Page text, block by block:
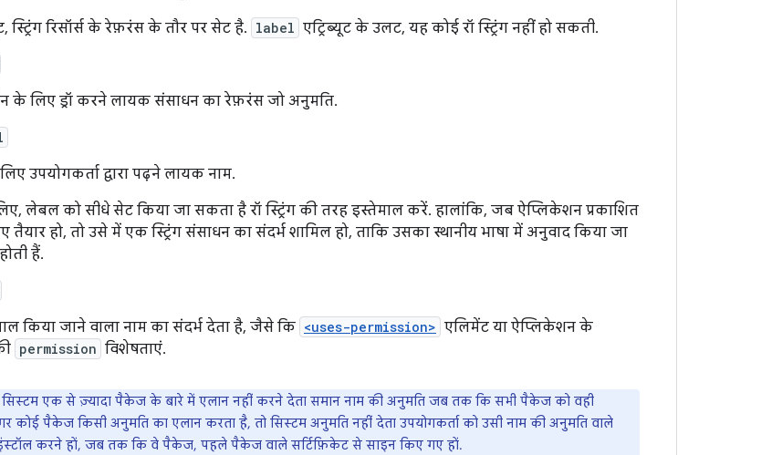
स्ट्रिंग रिसॉर्स के रेफ़रंस के तौर पर सेट है. label एट्रिब्यूट के उलट, यह कोई रॉ स्ट्रिंग नहीं हो सकती.
के लिए ड्रॉ करने लायक संसाधन का रेफ़रंस जो अनुमति.
उपयोगकर्ता द्वारा पढ़ने लायक नाम.
लेबल को सीधे सेट किया जा सकता है रॉ स्ट्रिंग की तरह इस्तेमाल करें. हालांकि, जब ऐप्लिकेशन प्रकाशित
हो, तो उसे में एक स्ट्रिंग संसाधन का संदर्भ शामिल हो, ताकि उसका स्थानीय भाषा में अनुवाद किया जा
हैं.
किया जाने वाला नाम का संदर्भ देता है, जैसे कि <uses-permission> एलिमेंट या ऐप्लिकेशन के
permission विशेषताएं.
सिस्टम एक से ज़्यादा पैकेज के बारे में एलान नहीं करने देता समान नाम की अनुमति जब तक कि सभी पैकेज को वही
कोई पैकेज किसी अनुमति का एलान करता है, तो सिस्टम अनुमति नहीं देता उपयोगकर्ता को उसी नाम की अनुमति वाले
करने हों, जब तक कि वे पैकेज, पहले पैकेज वाले सर्टिफ़िकेट से साइन किए गए हों.